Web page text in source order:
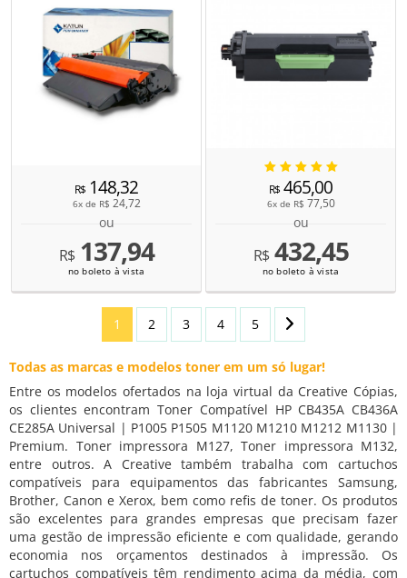
R$148,32
6x de R$ 24,72
ou
R$137,94
no boleto à vista
R$465,00
6x de R$ 77,50
ou
R$432,45
no boleto à vista
1 2 3 4 5
Todas as marcas e modelos toner em um só lugar!
Entre os modelos ofertados na loja virtual da Creative Cópias,
os clientes encontram Toner Compatível HP CB435A CB436A
CE285A Universal | P1005 P1505 M1120 M1210 M1212 M1130 |
Premium. Toner impressora M127, Toner impressora M132,
entre outros. A Creative também trabalha com cartuchos
compatíveis para equipamentos das fabricantes Samsung,
Brother, Canon e Xerox, bem como refis de toner. Os produtos
são excelentes para grandes empresas que precisam fazer
uma gestão de impressão eficiente e com qualidade, gerando
economia nos orçamentos destinados à impressão. Os
cartuchos compatíveis têm rendimento acima da média, com